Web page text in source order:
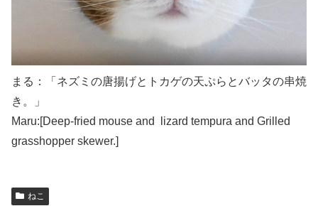
まる：「ネズミの唐揚げとトカゲの天ぷらとバッタの串焼
き。」
Maru:[Deep-fried mouse and lizard tempura and Grilled
grasshopper skewer.]
ねこ